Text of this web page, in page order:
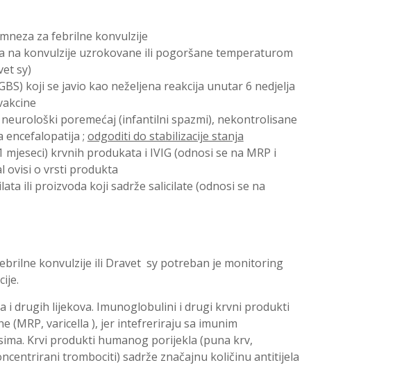
za febrilne konvulzije
na konvulzije uzrokovane ili pogoršane temperaturom
sy)
koji se javio kao neželjena reakcija unutar 6 nedjelja
poremećaj (infantilni spazmi), nekontrolisane
encefalopatija ; odgoditi do stabilizacije stanja
krvnih produkata i IVIG (odnosi se na MRP i
ovisi o vrsti produkta
ili proizvoda koji sadrže salicilate (odnosi se na
konvulzije ili Dravet sy potreban je monitoring
i drugih lijekova. Imunoglobulini i drugi krvni produkti
(MRP, varicella ), jer intefreriraju sa imunim
Krvi produkti humanog porijekla (puna krv,
trombociti) sadrže značajnu količinu antitijela